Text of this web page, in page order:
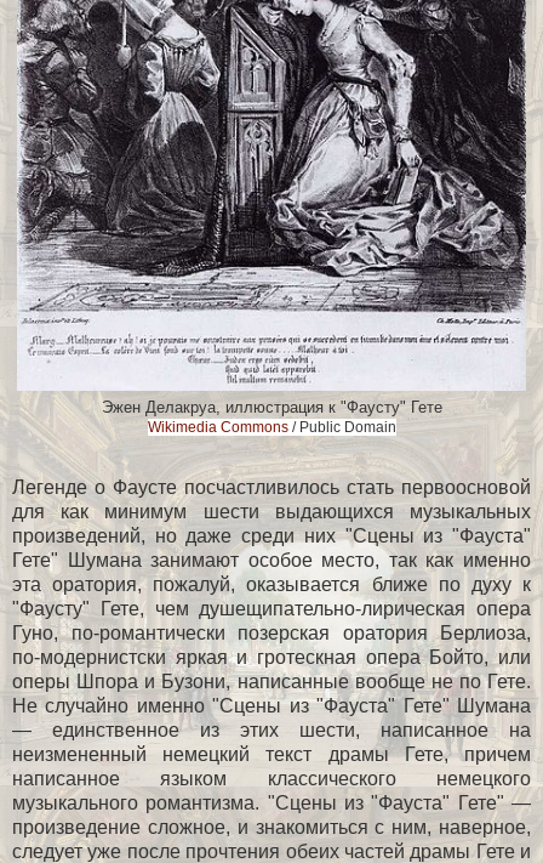
Эжен Делакруа, иллюстрация к "Фаусту" Гете
Wikimedia Сommons/ Public Domain
Легенде о Фаусте посчастливилось стать первоосновой
для как минимум шести выдающихся музыкальных
произведений, но даже среди них "Сцены из "Фауста"
Гете" Шумана занимают особое место, так как именно
эта оратория, пожалуй, оказывается ближе по духу к
"Фаусту" Гете, чем душещипательно-лирическая опера
Гуно, по-романтически позерская оратория Берлиоза,
по-модернистски яркая и гротескная опера Бойто, или
оперы Шпора и Бузони, написанные вообще не по Гете.
Не случайно именно "Сцены из "Фауста" Гете" Шумана
— единственное из этих шести, написанное на
неизмененный немецкий текст драмы Гете, причем
написанное языком классического немецкого
музыкального романтизма. "Сцены из "Фауста" Гете" —
произведение сложное, и знакомиться с ним, наверное,
следует уже после прочтения обеих частей драмы Гете и